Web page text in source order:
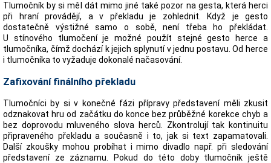
Tlumočník by si měl dát mimo jiné také pozor na gesta, která herci
při hraní provádějí, a v překladu je zohlednit. Když je gesto
dostatečně výstižné samo o sobě, není třeba ho překládat.
U stínového tlumočení je možné použít stejné gesto herce a
tlumočníka, čímž dochází k jejich splynutí v jednu postavu. Od herce
i tlumočníka to vyžaduje dokonalé načasování.
Zafixování finálního překladu
Tlumočníci by si v konečné fázi přípravy představení měli zkusit
odznakovat hru od začátku do konce bez průběžné korekce chyb a
bez doprovodu mluveného slova herců. Zkontrolují tak kontinuitu
připraveného překladu a současně i to, jak si text zapamatovali.
Další zkoušky mohou probíhat i mimo divadlo např. při sledování
představení ze záznamu. Pokud do této doby tlumočník ještě